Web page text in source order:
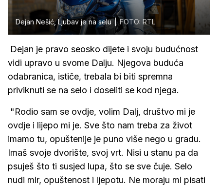
Dejan Nešić, Ljubav je na selu FOTO: RTL
Dejan je pravo seosko dijete i svoju budućnost
vidi upravo u svome Dalju. Njegova buduća
odabranica, ističe, trebala bi biti spremna
priviknuti se na selo i doseliti se kod njega.
"Rodio sam se ovdje, volim Dalj, društvo mi je
ovdje i lijepo mi je. Sve što nam treba za život
imamo tu, opuštenije je puno više nego u gradu.
Imaš svoje dvorište, svoj vrt. Nisi u stanu pa da
psuješ što ti susjed lupa, što se sve čuje. Selo
nudi mir, opuštenost i ljepotu. Ne moraju mi pisati